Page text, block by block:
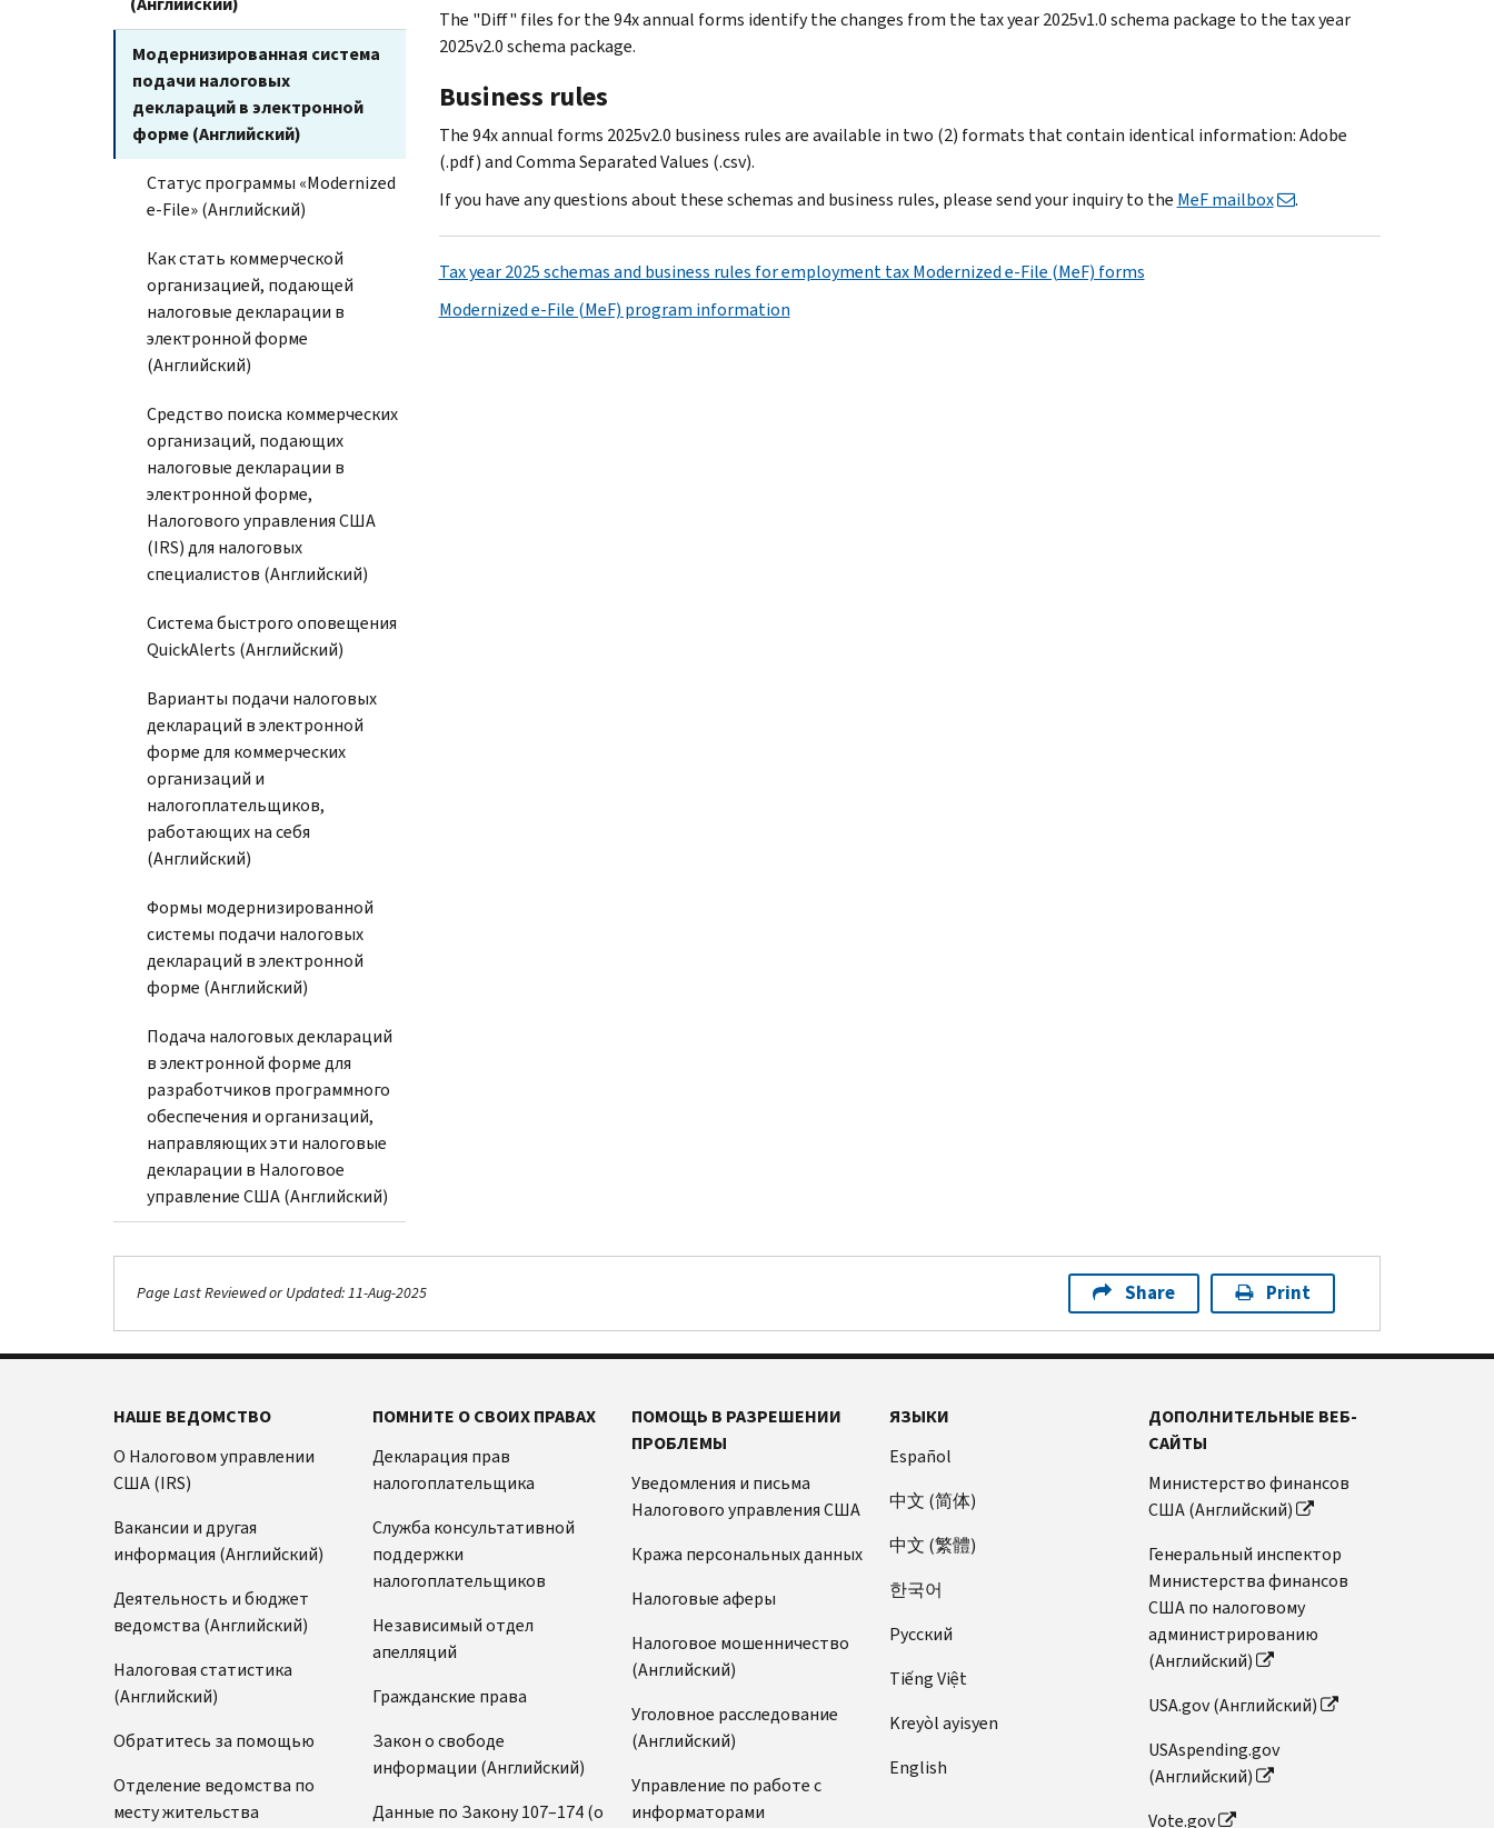
Модернизированная система
подачи налоговых
деклараций в электронной
форме (Английский)
Статус программы «Modernized
e-File» (Английский)
Как стать коммерческой
организацией, подающей
налоговые декларации в
электронной форме
(Английский)
Средство поиска коммерческих
организаций, подающих
налоговые декларации в
электронной форме,
Налогового управления США
(IRS) для налоговых
специалистов (Английский)
Система быстрого оповещения
QuickAlerts (Английский)
Варианты подачи налоговых
деклараций в электронной
форме для коммерческих
организаций и
налогоплательщиков,
работающих на себя
(Английский)
Формы модернизированной
системы подачи налоговых
деклараций в электронной
форме (Английский)
Подача налоговых деклараций
в электронной форме для
разработчиков программного
обеспечения и организаций,
направляющих эти налоговые
декларации в Налоговое
управление США (Английский)
The "Diff" files for the 94x annual forms identify the changes from the tax year 2025v1.0 schema package to the tax year
2025v2.0 schema package.
Business rules
The 94x annual forms 2025v2.0 business rules are available in two (2) formats that contain identical information: Adobe
(.pdf) and Comma Separated Values (.csv).
If you have any questions about these schemas and business rules, please send your inquiry to the MeF mailbox .
Tax year 2025 schemas and business rules for employment tax Modernized e-File (MeF) forms
Modernized e-File (MeF) program information
Page Last Reviewed or Updated: 11-Aug-2025 Share Print
НАШЕ ВЕДОМСТВО
О Налоговом управлении
США (IRS)
Вакансии и другая
информация (Английский)
Деятельность и бюджет
ведомства (Английский)
Налоговая статистика
(Английский)
Обратитесь за помощью
Отделение ведомства по
месту жительства
ПОМНИТЕ О СВОИХ ПРАВАХ
Декларация прав
налогоплательщика
Служба консультативной
поддержки
налогоплательщиков
Независимый отдел
апелляций
Гражданские права
Закон о свободе
информации (Английский)
Данные по Закону 107–174 (о
ПОМОЩЬ В РАЗРЕШЕНИИ
ПРОБЛЕМЫ
Уведомления и письма
Налогового управления США
Кража персональных данных
Налоговые аферы
Налоговое мошенничество
(Английский)
Уголовное расследование
(Английский)
Управление по работе с
информаторами
ЯЗЫКИ
Español
中文 (简体)
中文 (繁體)
한국어
Pусский
Tiếng Việt
Kreyòl ayisyen
English
ДОПОЛНИТЕЛЬНЫЕ ВЕБ-
САЙТЫ
Министерство финансов
США (Английский)
Генеральный инспектор
Министерства финансов
США по налоговому
администрированию
(Английский)
USA.gov (Английский)
USAspending.gov
(Английский)
Vote.gov